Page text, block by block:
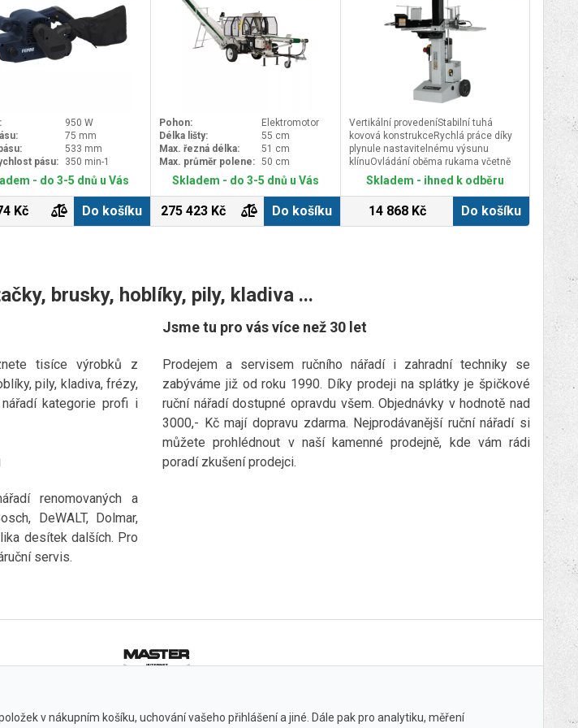
950 W
75 mm
533 mm
pásu:
350 min-1
- do 3-5 dnů u Vás
Kč Do košíku
Pohon:
Elektromotor
Délka lišty:
55 cm
Max. řezná délka:
51 cm
Max. průměr polene: 50 cm
Skladem - do 3-5 dnů u Vás
275 423 Kč Do košíku
Vertikální provedeníStabilní tuhá
kovová konstrukceRychlá práce díky
plynule nastavitelnému výsunu
klínuOvládání oběma rukama včetně
jejich ochrany, flexibilní držení
dřevaVelká pojezdová kola pro
Skladem - ihned k odběru
14 868 Kč Do košíku
brusky, hoblíky, pily, kladiva ...
tisíce výrobků z
pily, kladiva, frézy,
kategorie profi i
renomovaných a
DeWALT, Dolmar,
desítek dalších. Pro
servis.
Jsme tu pro vás více než 30 let
Prodejem a servisem ručního nářadí i zahradní techniky se
zabýváme již od roku 1990. Díky prodeji na splátky je špičkové
ruční nářadí dostupné opravdu všem. Objednávky v hodnotě nad
3000,- Kč mají dopravu zdarma. Nejprodávanější ruční nářadí si
můžete prohlédnout v naší kamenné prodejně, kde vám rádi
poradí zkušení prodejci.
v nákupním košíku, uchování vašeho přihlášení a jiné. Dále pak pro analytiku, měření